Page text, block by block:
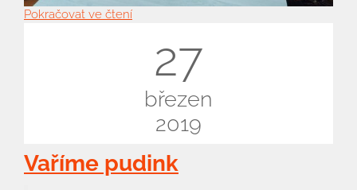
Pokračovat ve čtení
27
březen
2019
Vaříme pudink